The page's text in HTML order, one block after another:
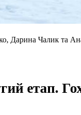
Дарина Чалик та
етап.